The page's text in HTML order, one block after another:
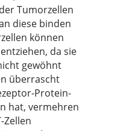
Tumorzellen
diese binden
können
da sie
gewöhnt
überrascht
Protein-
hat, vermehren
Zellen